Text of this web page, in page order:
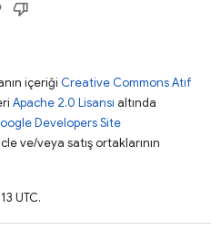
içeriği Creative Commons Atıf
Apache 2.0 Lisansı altında
Developers Site
ve/veya satış ortaklarının
UTC.